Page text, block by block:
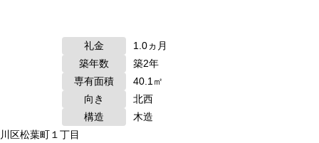
礼金
1.0ヵ月
築年数
築2年
専有面積
40.1㎡
向き
北西
構造
木造
区松葉町１丁目